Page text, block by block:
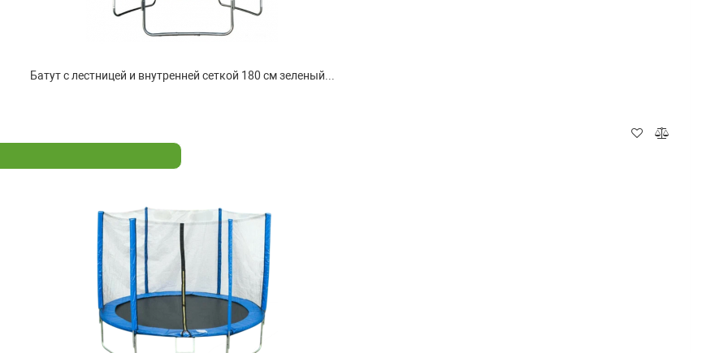
Батут с лестницей и внутренней сеткой 180 см зеленый...